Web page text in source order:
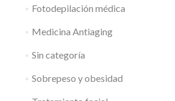
Fotodepilación médica
Medicina Antiaging
Sin categoría
Sobrepeso y obesidad